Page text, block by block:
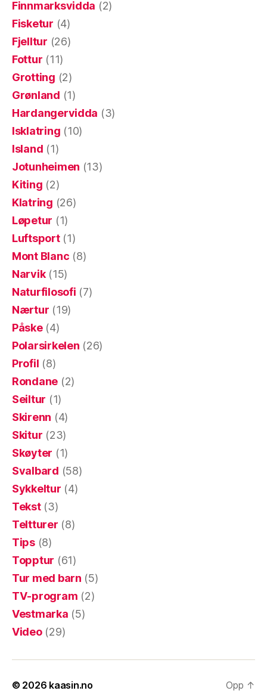
Finnmarksvidda (2)
Fisketur (4)
Fjelltur (26)
Fottur (11)
Grotting (2)
Grønland (1)
Hardangervidda (3)
Isklatring (10)
Island (1)
Jotunheimen (13)
Kiting (2)
Klatring (26)
Løpetur (1)
Luftsport(1)
Mont Blanc (8)
Narvik(15)
Naturfilosofi (7)
Nærtur (19)
Påske(4)
Polarsirkelen (26)
Profil (8)
Rondane (2)
Seiltur (1)
Skirenn (4)
Skitur (23)
Skøyter (1)
Svalbard (58)
Sykkeltur (4)
Tekst(3)
Teltturer (8)
Tips(8)
Topptur (61)
Tur med barn (5)
TV-program (2)
Vestmarka (5)
Video(29)
© 2026 kaasin.no Opp ↑